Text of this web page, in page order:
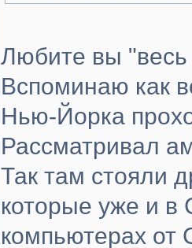
Любите вы
Вспоминаю как
Нью-Йорка
Рассматривал
Так там стояли
которые уже и в
компьютерах